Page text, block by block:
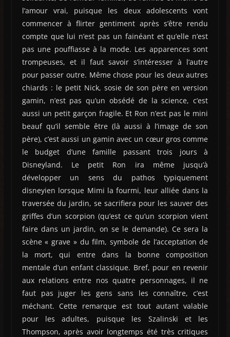
l’amour vrai, puisque les deux adolescents vont
commencer à flirter gentiment après s’être rendu
compte que lui n’est pas un fainéant et qu’elle n’est
pas une pouffiasse à la mode. Les apparences sont
trompeuses, et il faut savoir s’intéresser à l’autre
pour passer outre. Même chose pour les deux autres
chiards : le petit Nick, sosie de son père en version
gamin, n’est pas qu’un obsédé de la science, c’est
aussi un petit garçon fragile. Et Ron n’est pas le mini
beauf qu’il semble être (là aussi à l’image de son
père), c’est aussi un gamin avec un cœur gros comme
le budget d’une famille passant trois jours à
Disneyland. Le petit Ron ira même jusqu’à
développer un sens du pathos typiquement
disneyien lorsque Mimi la fourmi, leur alliée dans la
traversée du jardin, se sacrifiera pour les sauver des
griffes d’un scorpion (qu’est ce qu’un scorpion vient
faire dans un jardin, on se le demande). Ce sera la
scène « grave » du film, symbole de l’acceptation de
la mort, qui entre dans la bonne composition
mentale d’un enfant classique. Bref, pour en revenir
aux relations entre nos quatre personnages, il ne
faut pas juger les gens sans les connaître, c’est
méchant. Cette remarque est tout autant valable
pour les adultes, puisque les Szalinski et les
Thompson, après avoir longtemps été très critiques